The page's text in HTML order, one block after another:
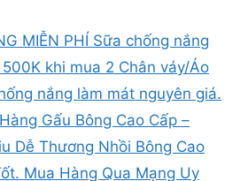
MIỄN PHÍ Sữa chống nắng
khi mua 2 Chân váy/Áo
nắng làm mát nguyên giá.
Gấu Bông Cao Cấp –
Dễ Thương Nhồi Bông Cao
Mua Hàng Qua Mạng Uy